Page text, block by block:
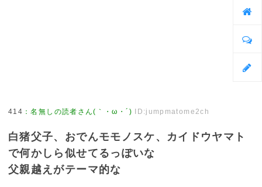
414 ：名無しの読者さん(｀・ω・´) ID:jumpmatome2ch
白猪父子、おでんモモノスケ、カイドウヤマト
で何かしら似せてるっぽいな
父親越えがテーマ的な